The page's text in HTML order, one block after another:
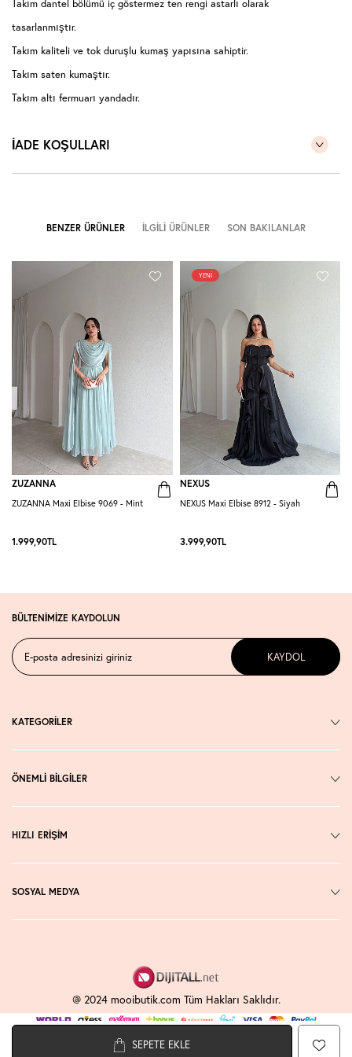
SEPETE EKLE
Takım dantel bölümü iç göstermez ten rengi astarlı olarak
tasarlanmıştır.
Takım kaliteli ve tok duruşlu kumaş yapısına sahiptir.
Takım saten kumaştır.
Takım altı fermuarı yandadır.
Takım etek kısmı pileli ve şık dökümlüdür.
İADE KOŞULLARI
BENZER ÜRÜNLER İLGILI ÜRÜNLER SON BAKILANLAR
ZUZANNA
ZUZANNA Maxi Elbise 9069 - Mint
1.999,90TL
YENI
NEXUS
NEXUS Maxi Elbise 8912 - Siyah
3.999,90TL
BÜLTENİMİZE KAYDOLUN
KAYDOL
KATEGORİLER
ÖNEMLİ BİLGİLER
HIZLI ERİŞİM
SOSYAL MEDYA
@ 2024 mooibutik.com Tüm Hakları Saklıdır.
-SoftE-Ticaret